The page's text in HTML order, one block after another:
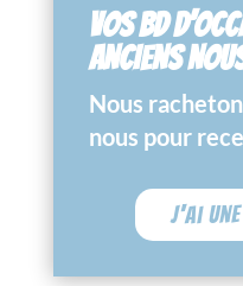
VOS BD
ANCIENS
Nous
nous pour
J'ai